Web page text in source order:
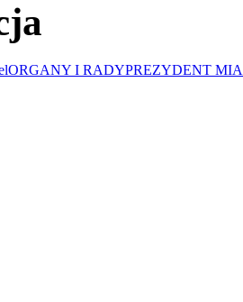
ORGANY I RADYPREZYDENT